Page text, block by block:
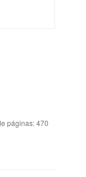
páginas: 470